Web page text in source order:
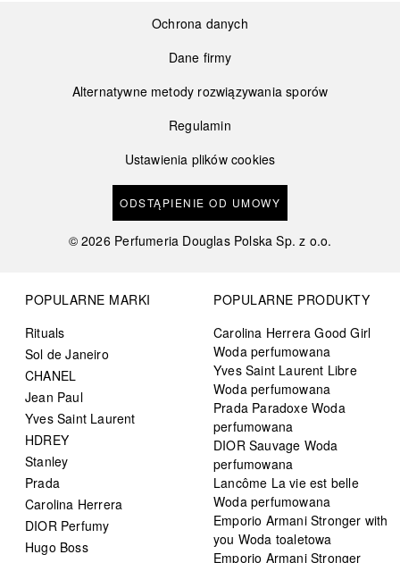
Ochrona danych
Dane firmy
Alternatywne metody rozwiązywania sporów
Regulamin
Ustawienia plików cookies
ODSTĄPIENIE OD UMOWY
©2026 Perfumeria Douglas Polska Sp. z o.o.
POPULARNE MARKI
Rituals
Sol de Janeiro
CHANEL
Jean Paul
Yves Saint Laurent
HDREY
Stanley
Prada
Carolina Herrera
DIOR Perfumy
Hugo Boss
POPULARNE PRODUKTY
Carolina Herrera Good Girl
Woda perfumowana
Yves Saint Laurent Libre
Woda perfumowana
Prada Paradoxe Woda
perfumowana
DIOR Sauvage Woda
perfumowana
Lancôme La vie est belle
Woda perfumowana
Emporio Armani Stronger with
you Woda toaletowa
Emporio Armani Stronger